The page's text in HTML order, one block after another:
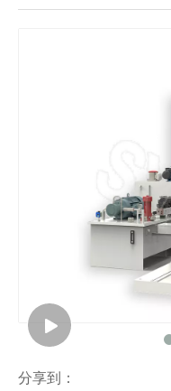
分享到：